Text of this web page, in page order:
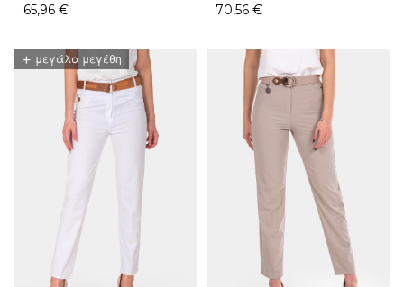
65,96 € 70,56 €
+ μεγάλα μεγέθη